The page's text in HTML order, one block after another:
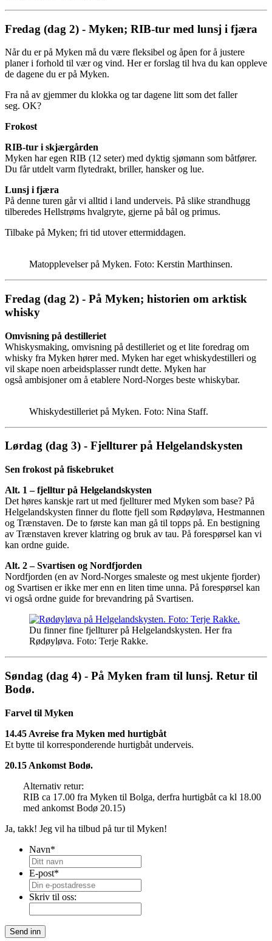
Fredag (dag 2) - Myken; RIB-tur med lunsj i fjæra
Når du er på Myken må du være fleksibel og åpen for å justere
planer i forhold til vær og vind. Her er forslag til hva du kan oppleve
de dagene du er på Myken.
Fra nå av gjemmer du klokka og tar dagene litt som det faller
seg. OK?
Frokost
RIB-tur i skjærgården
Myken har egen RIB (12 seter) med dyktig sjømann som båtfører.
Du får utdelt varm flytedrakt, briller, hansker og lue.
Lunsj i fjæra
På denne turen går vi alltid i land underveis. På slike strandhugg
tilberedes Hellstrøms hvalgryte, gjerne på bål og primus.
Tilbake på Myken; fri tid utover ettermiddagen.
Matopplevelser på Myken. Foto: Kerstin Marthinsen.
Fredag (dag 2) - På Myken; historien om arktisk
whisky
Omvisning på destilleriet
Whiskysmaking, omvisning på destilleriet og et lite foredrag om
whisky fra Myken hører med. Myken har eget whiskydestilleri og
vil skape noen arbeidsplasser rundt dette. Myken har
også ambisjoner om å etablere Nord-Norges beste whiskybar.
Whiskydestilleriet på Myken. Foto: Nina Staff.
Lørdag (dag 3) - Fjellturer på Helgelandskysten
Sen frokost på fiskebruket
Alt. 1 – fjelltur på Helgelandskysten
Det høres kanskje rart ut med fjellturer med Myken som base? På
Helgelandskysten finner du flotte fjell som Rødøyløva, Hestmannen
og Trænstaven. De to første kan man gå til topps på. En bestigning
av Trænstaven krever klatring og bruk av tau. På forespørsel kan vi
kan ordne guide.
Alt. 2 – Svartisen og Nordfjorden
Nordfjorden (en av Nord-Norges smaleste og mest ukjente fjorder)
og Svartisen er ikke mer enn en liten time unna. På forespørsel kan
vi også ordne guide for brevandring på Svartisen.
Du finner fine fjellturer på Helgelandskysten. Her fra
Rødøyløva. Foto: Terje Rakke.
Søndag (dag 4) - På Myken fram til lunsj. Retur til
Bodø.
Farvel til Myken
14.45 Avreise fra Myken med hurtigbåt
Et bytte til korresponderende hurtigbåt underveis.
20.15 Ankomst Bodø.
Alternativ retur:
RIB ca 17.00 fra Myken til Bolga, derfra hurtigbåt ca kl 18.00
med ankomst Bodø 20.15)
Ja, takk! Jeg vil ha tilbud på tur til Myken!
Navn*
E-post*
Skriv til oss:
Send inn